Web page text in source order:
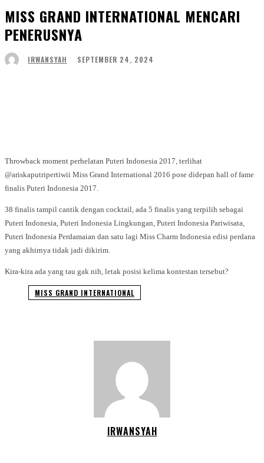
MISS GRAND INTERNATIONAL MENCARI
PENERUSNYA
IRWANSYAH SEPTEMBER 24, 2024
Throwback moment perhelatan Puteri Indonesia 2017, terlihat
@ariskaputripertiwii Miss Grand International 2016 pose didepan hall of fame
finalis Puteri Indonesia 2017.
38 finalis tampil cantik dengan cocktail, ada 5 finalis yang terpilih sebagai
Puteri Indonesia, Puteri Indonesia Lingkungan, Puteri Indonesia Pariwisata,
Puteri Indonesia Perdamaian dan satu lagi Miss Charm Indonesia edisi perdana
yang akhirnya tidak jadi dikirim.
Kira-kira ada yang tau gak nih, letak posisi kelima kontestan tersebut?
MISS GRAND INTERNATIONAL
IRWANSYAH